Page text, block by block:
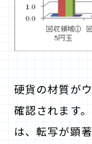
硬貨の材質が
確認されます
は、転写が顕